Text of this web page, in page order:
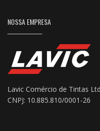
NOSSA EMPRESA
Lavic Comércio de Tintas
CNPJ: 10.885.810/0001-26